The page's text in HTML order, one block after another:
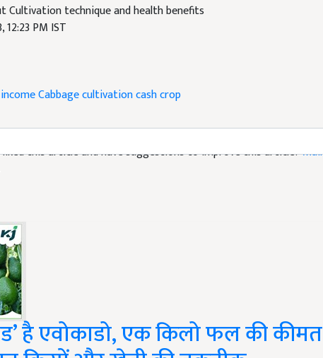
12:23 PM IST
है एवोकाडो, एक किलो फल की कीमत
किस्में और खेती की तकनीक